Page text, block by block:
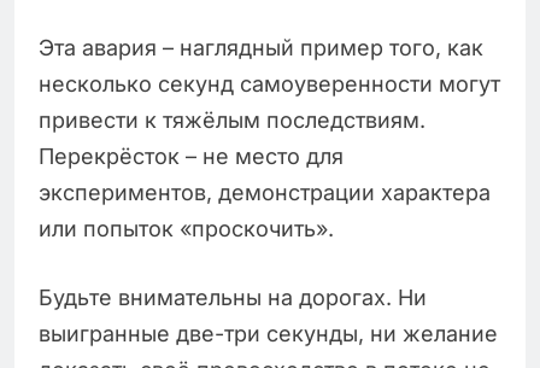
Эта авария – наглядный пример того, как
несколько секунд самоуверенности могут
привести к тяжёлым последствиям.
Перекрёсток – не место для
экспериментов, демонстрации характера
или попыток «проскочить».
Будьте внимательны на дорогах. Ни
выигранные две-три секунды, ни желание